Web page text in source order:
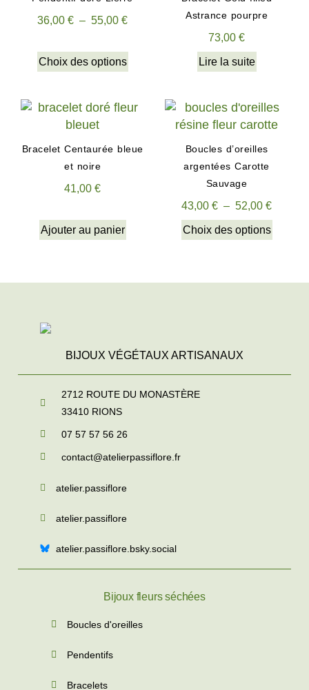
36,00 € – 55,00 €
Choix des options
Astrance pourpre
73,00 €
Lire la suite
Bracelet Centaurée bleue
et noire
41,00 €
Ajouter au panier
Boucles d’oreilles
argentées Carotte
Sauvage
43,00 € – 52,00 €
Choix des options
BIJOUX VÉGÉTAUX ARTISANAUX
2712 ROUTE DU MONASTÈRE
33410 RIONS
07 57 57 56 26
contact@atelierpassiflore.fr
atelier.passiflore
atelier.passiflore
atelier.passiflore.bsky.social
Bijoux fleurs séchées
Boucles d'oreilles
Pendentifs
Bracelets